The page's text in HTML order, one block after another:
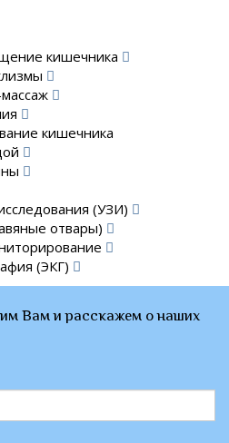
кишечника
кишечника
(УЗИ)
отвары)
(ЭКГ)
Вам и расскажем о наших